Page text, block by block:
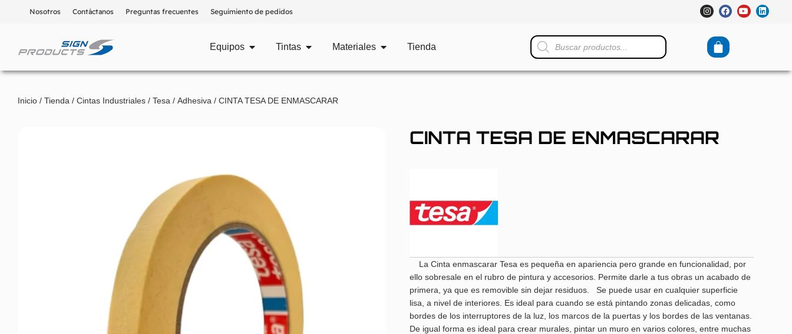
Nosotros Contáctanos Preguntas frecuentes Seguimiento de pedidos
Equipos Tintas Materiales Tienda
Inicio / Tienda / Cintas Industriales / Tesa / Adhesiva / CINTA TESA DE ENMASCARAR
CINTA TESA DE ENMASCARAR
La Cinta enmascarar Tesa es pequeña en apariencia pero grande en funcionalidad, por
ello sobresale en el rubro de pintura y accesorios. Permite darle a tus obras un acabado de
primera, ya que es removible sin dejar residuos. Se puede usar en cualquier superficie
lisa, a nivel de interiores. Es ideal para cuando se está pintando zonas delicadas, como
bordes de los interruptores de la luz, los marcos de la puertas y los bordes de las ventanas.
De igual forma es ideal para crear murales, pintar un muro en varios colores, entre muchas